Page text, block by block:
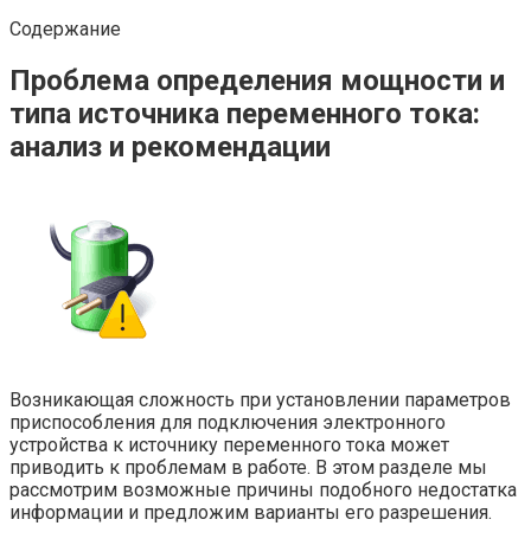
Содержание
Проблема определения мощности и
типа источника переменного тока:
анализ и рекомендации
Возникающая сложность при установлении параметров
приспособления для подключения электронного
устройства к источнику переменного тока может
приводить к проблемам в работе. В этом разделе мы
рассмотрим возможные причины подобного недостатка
информации и предложим варианты его разрешения.